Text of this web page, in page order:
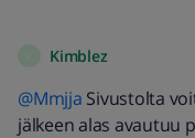
Kimblez
@Mmjja Sivustolta
jälkeen alas avautuu